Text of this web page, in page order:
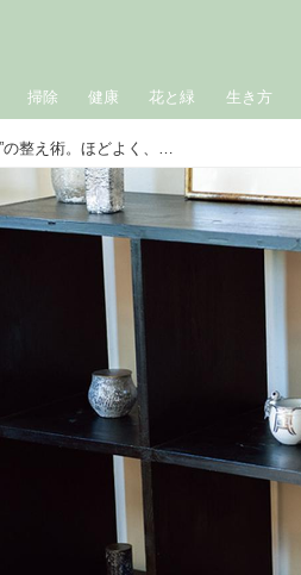
掃除 健康 花と緑 生き方
新年を気持ちよく迎える“運気アップ”の整え術。ほどよく、ゆるく「アートとユーモア」が共存する住まい／PONNALET主宰・江波戸玲子さん